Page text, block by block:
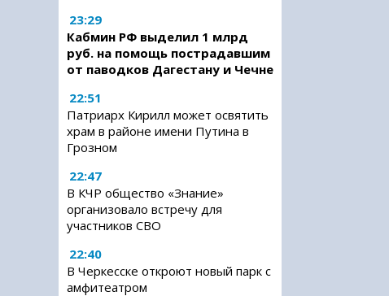
23:29
Кабмин РФ выделил 1 млрд
руб. на помощь пострадавшим
от паводков Дагестану и Чечне
22:51
Патриарх Кирилл может освятить
храм в районе имени Путина в
Грозном
22:47
В КЧР общество «Знание»
организовало встречу для
участников СВО
22:40
В Черкесске откроют новый парк с
амфитеатром